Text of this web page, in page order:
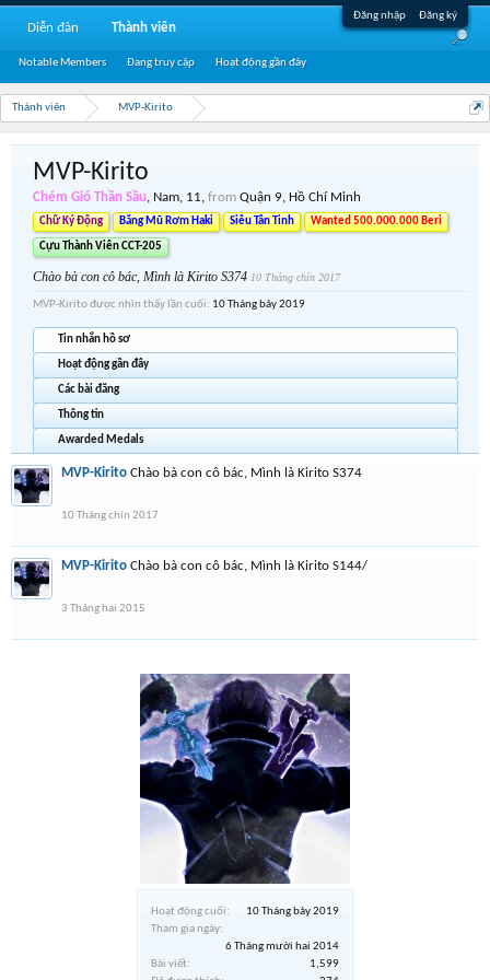
Đăng nhập Đăng ký
Thành viên MVP-Kirito
Hoạt động cuối:
10 Tháng bảy 2019
Tham gia ngày:
6 Tháng mười hai 2014
Bài viết:
1,599
MVP-Kirito
Chém Gió Thần Sầu, Nam, 11, from Quận 9, Hồ Chí Minh
Chữ Ký Động Băng Mũ Rơm Haki Siêu Tân Tinh Wanted 500.000.000 Beri
Cựu Thành Viên CCT-205
Chào bà con cô bác, Mình là Kirito S374 10 Tháng chín 2017
MVP-Kirito được nhìn thấy lần cuối: 10 Tháng bảy 2019
Tin nhắn hồ sơ
Hoạt động gần đây
Các bài đăng
Thông tin
Awarded Medals
MVP-Kirito Chào bà con cô bác, Mình là Kirito S374
10 Tháng chín 2017
MVP-Kirito Chào bà con cô bác, Mình là Kirito S144/
3 Tháng hai 2015
Diễn đàn Thành viên
Notable Members Đang truy cập Hoạt động gần đây